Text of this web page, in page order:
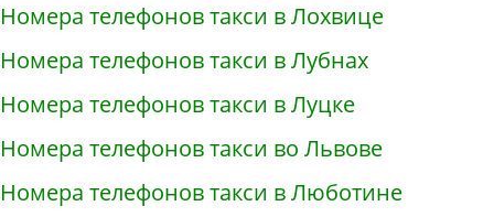
Номера телефонов такси в Лохвице
Номера телефонов такси в Лубнах
Номера телефонов такси в Луцке
Номера телефонов такси во Львове
Номера телефонов такси в Люботине